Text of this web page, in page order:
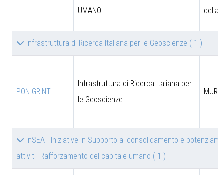
UMANO
della
Infrastruttura di Ricerca Italiana per le Geoscienze ( 1 )
PON GRINT
Infrastruttura di Ricerca Italiana per
le Geoscienze
MUR
InSEA - Iniziative in Supporto al consolidamento e
attivit - Rafforzamento del capitale umano ( 1 )